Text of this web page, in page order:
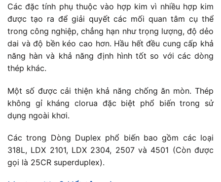
Các đặc tính phụ thuộc vào hợp kim vì nhiều hợp kim
được tạo ra để giải quyết các mối quan tâm cụ thể
trong công nghiệp, chẳng hạn như trọng lượng, độ dẻo
dai và độ bền kéo cao hơn. Hầu hết đều cung cấp khả
năng hàn và khả năng định hình tốt so với các dòng
thép khác.
Một số được cải thiện khả năng chống ăn mòn. Thép
không gỉ kháng clorua đặc biệt phổ biến trong sử
dụng ngoài khơi.
Các trong Dòng Duplex phổ biến bao gồm các loại
318L, LDX 2101, LDX 2304, 2507 và 4501 (Còn được
gọi là 25CR superduplex).